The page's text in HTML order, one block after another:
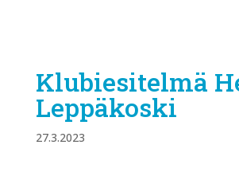
Klubiesitelmä
Leppäkoski
27.3.2023